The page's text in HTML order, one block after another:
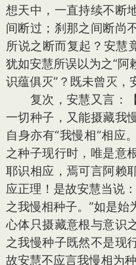
想天中，一直持续不断
间断过；刹那之间断尚
所说之断而复起？安慧
犹如安慧所误以为之“阿
识蕴俱灭”？既未曾灭，
复次，安慧又言：【
一切种子，又能摄藏我
自身亦有“我慢相”相应
之种子现行时，唯是意
耶识相应，焉可言阿赖
应正理！是故安慧当说
之我慢相种子。”如是
心体只摄藏意根与意识
之我慢种子既然不是现
故安慧不应言我慢相为种